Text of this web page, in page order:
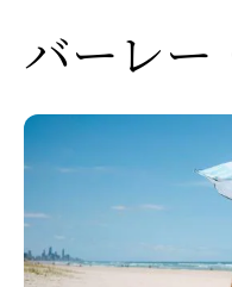
バーレー